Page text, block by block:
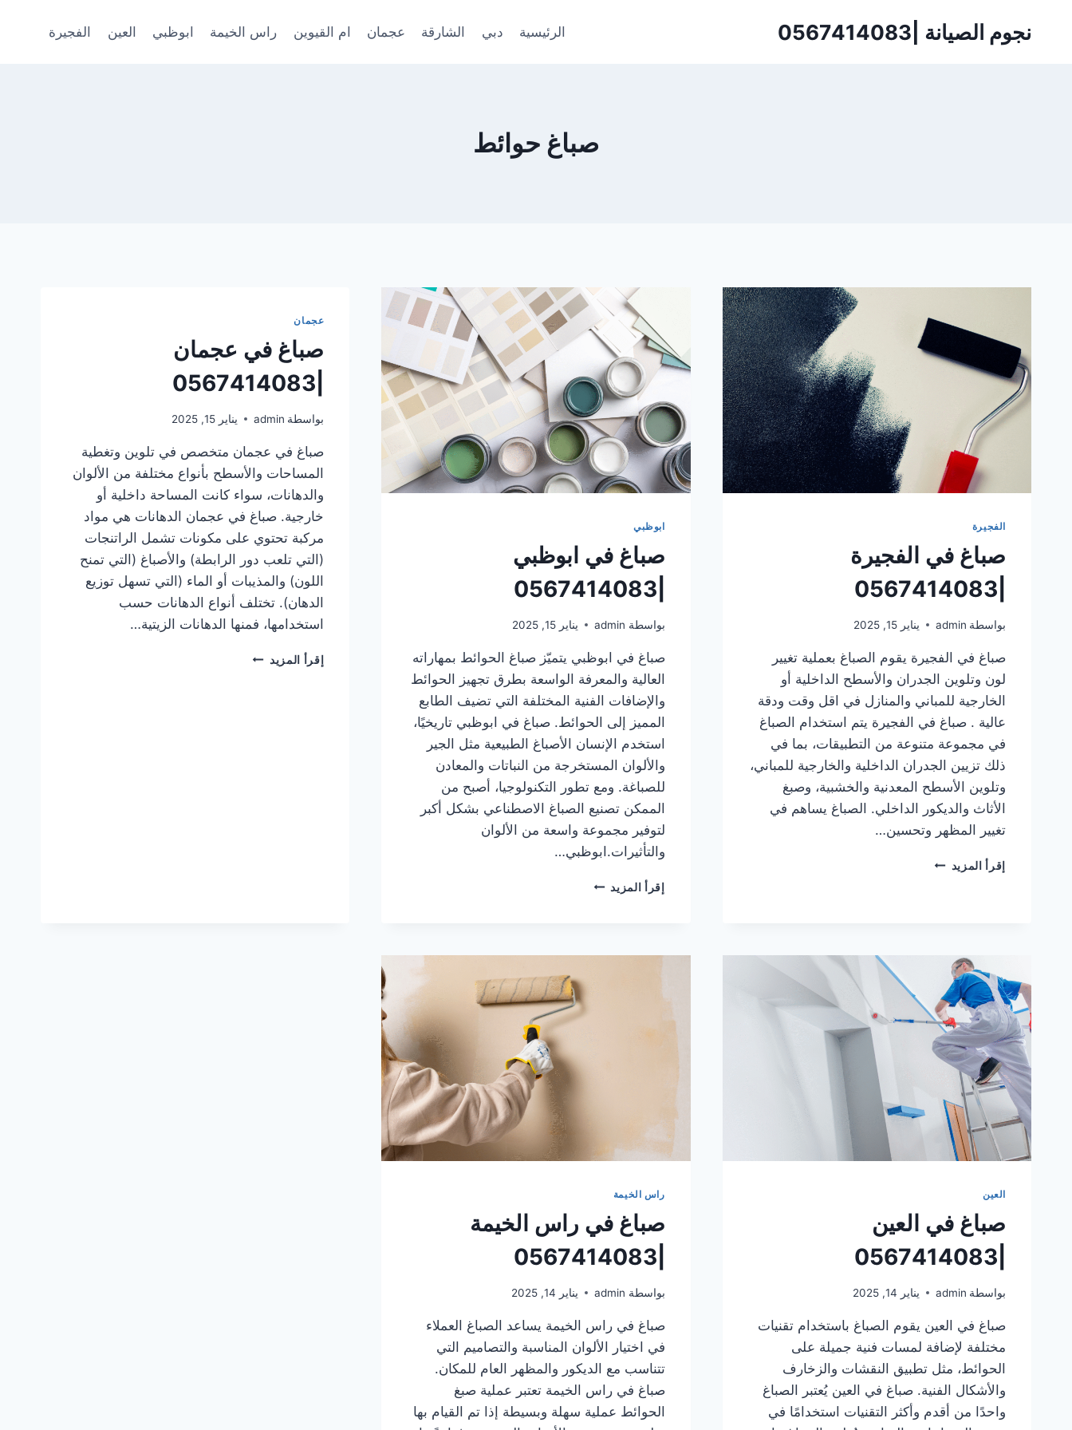
نجوم الصيانة |0567414083 الرئيسية دبي الشارقة عجمان ام القيوين راس الخيمة ابوظبي العين الفجيرة
صباغ حوائط
الفجيرة
صباغ في الفجيرة
بواسطة admin يناير 15, 2025
صباغ في الفجيرة يقوم الصباغ بعملية تغيير
لون وتلوين الجدران والأسطح الداخلية أو
الخارجية للمباني والمنازل في اقل وقت ودقة
عالية . صباغ في الفجيرة يتم استخدام الصباغ
في مجموعة متنوعة من التطبيقات، بما في
ذلك تزيين الجدران الداخلية والخارجية للمباني،
وتلوين الأسطح المعدنية والخشبية، وصبغ
الأثاث والديكور الداخلي. الصباغ يساهم في
تغيير المظهر وتحسين…
إقرأ المزيد صباغ
ابوظبي
صباغ في ابوظبي
بواسطة admin يناير 15, 2025
صباغ في ابوظبي يتميّز صباغ الحوائط بمهاراته
العالية والمعرفة الواسعة بطرق تجهيز الحوائط
والإضافات الفنية المختلفة التي تضيف الطابع
المميز إلى الحوائط. صباغ في ابوظبي تاريخيًا،
استخدم الإنسان الأصباغ الطبيعية مثل الجير
والألوان المستخرجة من النباتات والمعادن
للصباغة. ومع تطور التكنولوجيا، أصبح من
الممكن تصنيع الصباغ الاصطناعي بشكل أكبر
لتوفير مجموعة واسعة من الألوان
والتأثيرات.ابوظبي…
إقرأ المزيد صباغ
عجمان
صباغ في عجمان
بواسطة admin يناير 15, 2025
صباغ في عجمان متخصص في تلوين وتغطية
المساحات والأسطح بأنواع مختلفة من الألوان
والدهانات، سواء كانت المساحة داخلية أو
خارجية. صباغ في عجمان الدهانات هي مواد
مركبة تحتوي على مكونات تشمل الراتنجات
(التي تلعب دور الرابطة) والأصباغ (التي تمنح
اللون) والمذيبات أو الماء (التي تسهل توزيع
الدهان). تختلف أنواع الدهانات حسب
استخدامها، فمنها الدهانات الزيتية…
إقرأ المزيد صباغ
العين
صباغ في العين
بواسطة admin يناير 14, 2025
صباغ في العين يقوم الصباغ باستخدام تقنيات
مختلفة لإضافة لمسات فنية جميلة على
الحوائط، مثل تطبيق النقشات والزخارف
والأشكال الفنية. صباغ في العين يُعتبر الصباغ
واحدًا من أقدم وأكثر التقنيات استخدامًا في
راس الخيمة
صباغ في راس الخيمة
بواسطة admin يناير 14, 2025
صباغ في راس الخيمة يساعد الصباغ العملاء
في اختيار الألوان المناسبة والتصاميم التي
تتناسب مع الديكور والمظهر العام للمكان.
صباغ في راس الخيمة تعتبر عملية صبغ
الحوائط عملية سهلة وبسيطة إذا تم القيام بها